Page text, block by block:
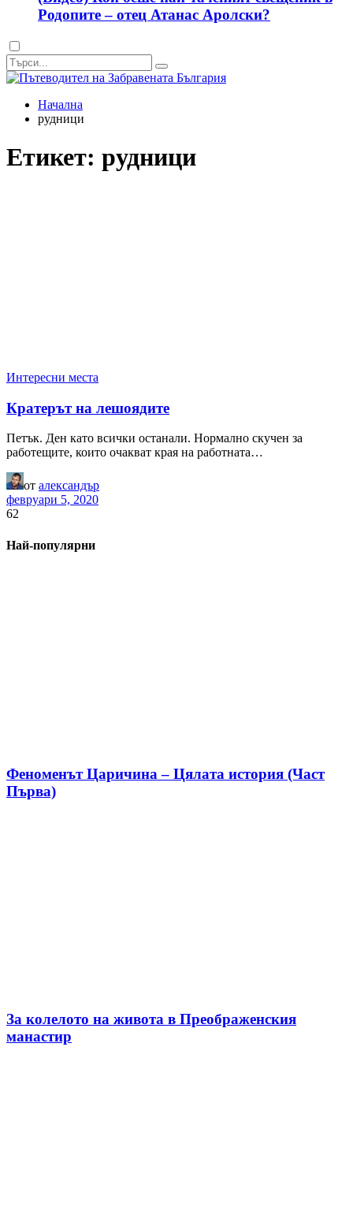
Родопите – отец Атанас Аролски?
Dark
mode
Начална
рудници
Етикет: рудници
Интересни места
Кратерът на лешоядите
Петък. Ден като всички останали. Нормално скучен за
работещите, които очакват края на работната…
от александър
февруари 5, 2020
62
Най-популярни
Феноменът Царичина – Цялата история (Част
Първа)
За колелото на живота в Преображенския
манастир